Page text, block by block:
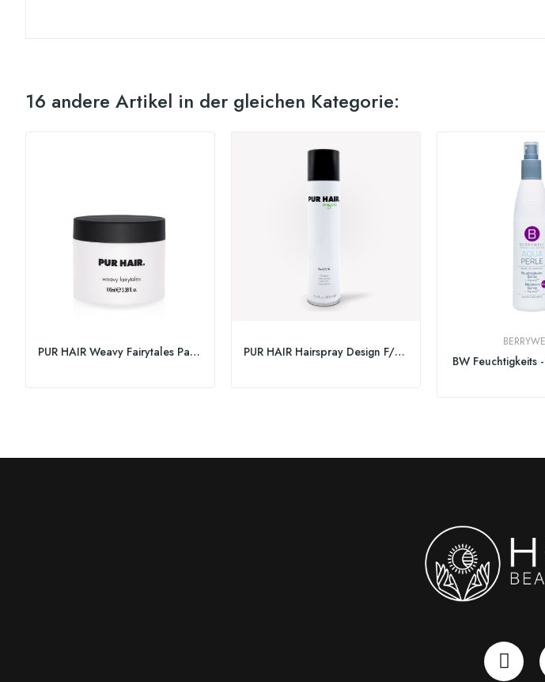
16 andere Artikel in der gleichen Kategorie:
PUR HAIR Weavy Fairytales Paste 100ml PUR HAIR Hairspray Design F/X extra strong 400ml
BW Feuchtigkeits